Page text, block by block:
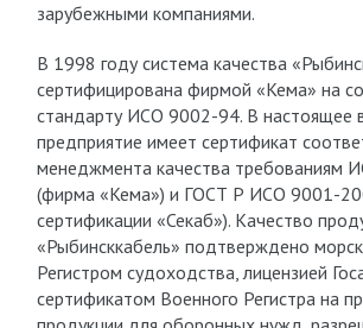
зарубежными компаниями.
В 1998 году система качества
сертифицирована фирмой «Кема» на
стандарту ИСО 9002-94. В настоящее
предприятие имеет сертификат
менеджмента качества требованиям
(фирма «Кема») и ГОСТ Р ИСО 9001-
сертификации «Секаб»). Качество
«Рыбинсккабель» подтверждено
Регистром судоходства, лицензией
сертификатом Военного Регистра на